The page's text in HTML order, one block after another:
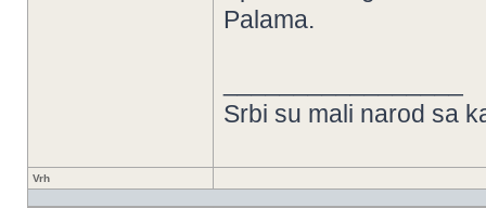
Palama.
Srbi su mali narod sa
Vrh